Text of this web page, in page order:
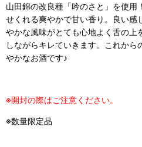
山田錦の改良種「吟のさと」を使用
せくれる爽やかで甘い香り。良い感
やかな風味がとても心地よく舌の上
しながらキレていきます。これか
やかなお酒です♪
※開封の際はご注意ください。
※数量限定品